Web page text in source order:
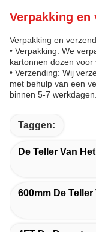
Verpakking en
Verpakking en
• Verpakking: We
kartonnen dozen voor
• Verzending: Wij
met behulp van een
binnen 5-7 werkdagen.
Taggen:
De Teller Van
600mm De